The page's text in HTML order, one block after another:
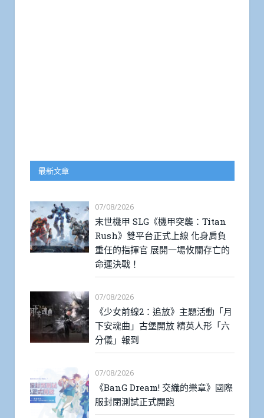
最新文章
07/08/2026
末世機甲 SLG《機甲突襲：Titan
Rush》雙平台正式上線 化身肩負
重任的指揮官 展開一場攸關存亡的
命運決戰！
07/08/2026
《少女前線2：追放》主題活動「月
下安魂曲」古堡開放 精英人形「六
分儀」報到
07/08/2026
《BanG Dream! 交織的樂章》國際
服封閉測試正式開跑